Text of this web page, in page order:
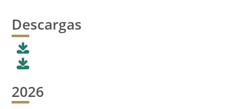
Descargas
2026